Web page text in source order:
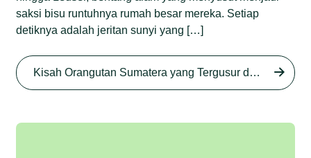
Sumatera di Rawa Tripa
Junaidi Hanafiah 27 Agu 2025
Begini Modus Perburuan
saksi bisu runtuhnya rumah besar mereka. Setiap
detiknya adalah jeritan sunyi yang […]
Kisah Orangutan Sumatera yang Tergusur dari Rumah Sendiri series